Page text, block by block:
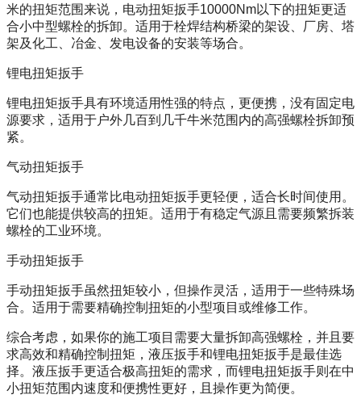
米的扭矩范围来说，电动扭矩扳手10000Nm以下的扭矩更适
合小中型螺栓的拆卸。适用于栓焊结构桥梁的架设、厂房、塔
架及化工、冶金、发电设备的安装等场合。
锂电扭矩扳手
锂电扭矩扳手具有环境适用性强的特点，更便携，没有固定电
源要求，适用于户外几百到几千牛米范围内的高强螺栓拆卸预
紧。
气动扭矩扳手
气动扭矩扳手通常比电动扭矩扳手更轻便，适合长时间使用。
它们也能提供较高的扭矩。适用于有稳定气源且需要频繁拆装
螺栓的工业环境。
手动扭矩扳手
手动扭矩扳手虽然扭矩较小，但操作灵活，适用于一些特殊场
合。适用于需要精确控制扭矩的小型项目或维修工作。
综合考虑，如果你的施工项目需要大量拆卸高强螺栓，并且要
求高效和精确控制扭矩，液压扳手和锂电扭矩扳手是最佳选
择。液压扳手更适合极高扭矩的需求，而锂电扭矩扳手则在中
小扭矩范围内速度和便携性更好，且操作更为简便。